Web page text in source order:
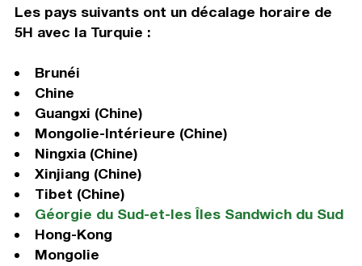
Les pays suivants ont un décalage horaire de
5H avec la Turquie :
Brunéi
Chine
Guangxi (Chine)
Mongolie-Intérieure (Chine)
Ningxia (Chine)
Xinjiang (Chine)
Tibet (Chine)
Géorgie du Sud-et-les Îles Sandwich du Sud
Hong-Kong
Mongolie